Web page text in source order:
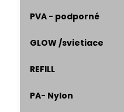
PVA - podporné
GLOW /svietiace
REFILL
PA- Nylon